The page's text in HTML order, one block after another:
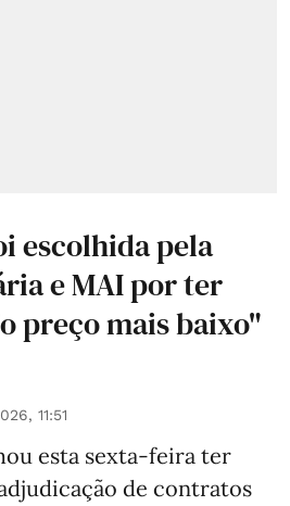
escolhida pela
e MAI por ter
preço mais baixo"
11:51
esta sexta-feira ter
de contratos